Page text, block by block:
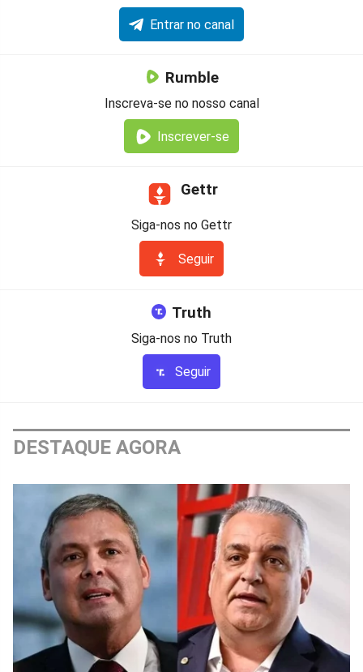
Entrar no canal
Rumble
Inscreva-se no nosso canal
Inscrever-se
Gettr
Siga-nos no Gettr
Seguir
Truth
Siga-nos no Truth
Seguir
DESTAQUE AGORA